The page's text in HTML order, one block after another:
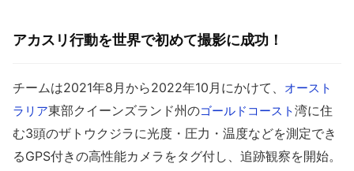
アカスリ行動を世界で初めて撮影に成功！
チームは2021年8月から2022年10月にかけて、 オースト
ラリア東部クイーンズランド州のゴールドコースト湾に住
む3頭のザトウクジラに光度・圧力・温度などを測定でき
るGPS付きの高性能カメラをタグ付し、追跡観察を開始。